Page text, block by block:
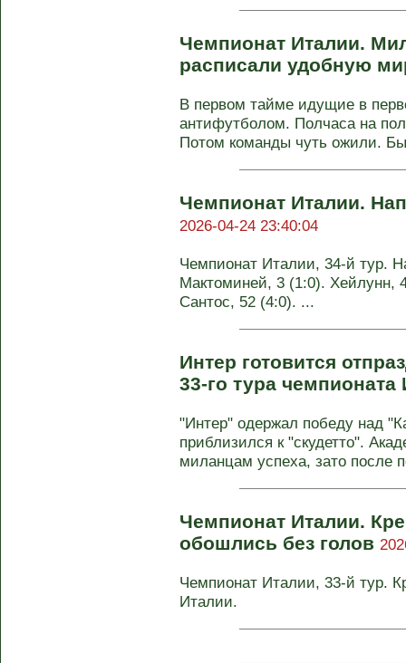
Чемпионат Италии.
расписали удобную
В первом тайме идущие в
антифутболом. Полчаса на
Потом команды чуть ожили.
Чемпионат Италии.
2026-04-24 23:40:04
Чемпионат Италии, 34-й тур.
Мактоминей, 3 (1:0). Хейлунн,
Сантос, 52 (4:0). ...
Интер готовится
33-го тура
"Интер" одержал победу над
приблизился к "скудетто".
миланцам успеха, зато после
Чемпионат Италии.
обошлись без голов
Чемпионат Италии, 33-й тур.
Италии.